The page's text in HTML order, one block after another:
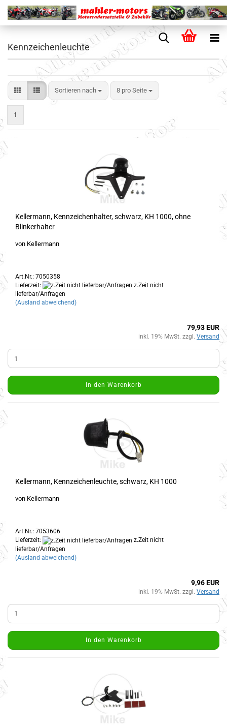
Kennzeichenleuchte
Sortieren nach 8 pro Seite
1
Kellermann, Kennzeichenhalter, schwarz, KH 1000, ohne
Blinkerhalter
von Kellermann
Art.Nr.: 7050358
Lieferzeit:
z.Zeit nicht
lieferbar/Anfragen
(Ausland abweichend)
79,93 EUR
inkl. 19% MwSt. zzgl. Versand
In den Warenkorb
Kellermann, Kennzeichenleuchte, schwarz, KH 1000
von Kellermann
Art.Nr.: 7053606
Lieferzeit:
z.Zeit nicht
lieferbar/Anfragen
(Ausland abweichend)
9,96 EUR
inkl. 19% MwSt. zzgl. Versand
In den Warenkorb